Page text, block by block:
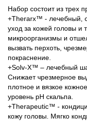
Набор состоит из трех
+Therarx™ - лечебный,
уход за кожей головы и
микроорганизмы и
вызвать перхоть,
покраснение.
+Solv-X™ – лечебный
Снижает чрезмерное
плотное и вязкое
уровень рН скальпа.
+Therapeutic™ -
кожу головы. Мягко